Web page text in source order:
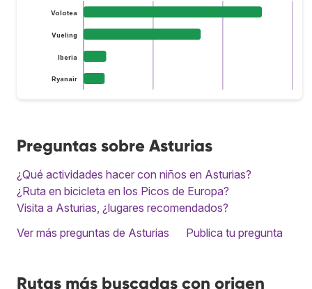
Volotea
Vueling
Iberia
Ryanair
Preguntas sobre Asturias
¿Qué actividades hacer con niños en Asturias?
¿Ruta en bicicleta en los Picos de Europa?
Visita a Asturias, ¿lugares recomendados?
Ver más preguntas de Asturias
Publica tu pregunta
Rutas más buscadas con origen